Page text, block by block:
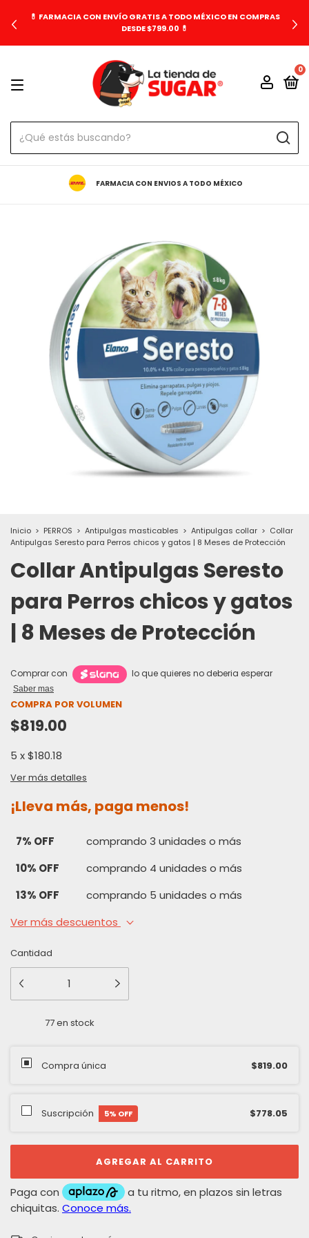
💊 FARMACIA CON ENVÍO GRATIS A TODO MÉXICO EN COMPRAS
DESDE $799.00 💊
0
FARMACIA CON ENVIOS A TODO MÉXICO
Inicio > PERROS > Antipulgas masticables > Antipulgas collar > Collar
Antipulgas Seresto para Perros chicos y gatos | 8 Meses de Protección
Collar Antipulgas Seresto
para Perros chicos y gatos
| 8 Meses de Protección
Comprar con lo que quieres no deberia esperar
Saber mas
COMPRA POR VOLUMEN
$819.00
5 x$180.18
Ver más detalles
¡Lleva más, paga menos!
7% OFF
comprando 3 unidades o más
10% OFF
comprando 4 unidades o más
13% OFF
comprando 5 unidades o más
Ver más descuentos
Cantidad
77en stock
Compra única $819.00
Suscripción 5% OFF $778.05